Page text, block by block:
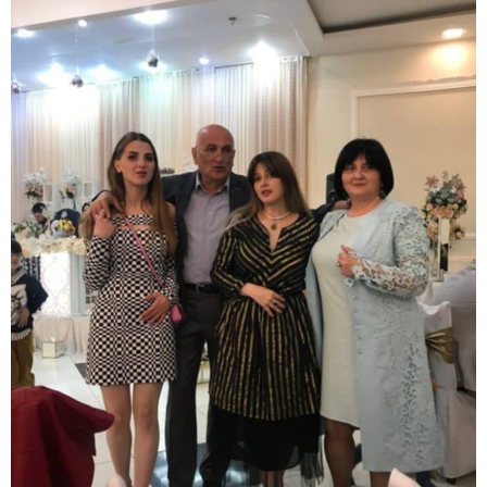
09:00 / 07-08-2026
18 წელი აგვისტოს ომიდან - ტრაგიკული
მოვლენების ქრონოლოგია, რომელიც
შესაძლოა, აღარ გვახსოვს
22:28 / 07-08-2026
სად იზღუდება მოძრაობა -